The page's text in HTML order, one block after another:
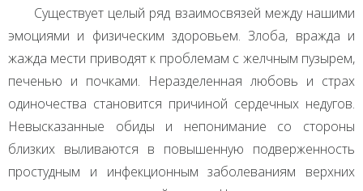
Существует целый ряд взаимосвязей между нашими
эмоциями и физическим здоровьем. Злоба, вражда и
жажда мести приводят к проблемам с желчным пузырем,
печенью и почками. Неразделенная любовь и страх
одиночества становится причиной сердечных недугов.
Невысказанные обиды и непонимание со стороны
близких выливаются в повышенную подверженность
простудным и инфекционным заболеваниям верхних